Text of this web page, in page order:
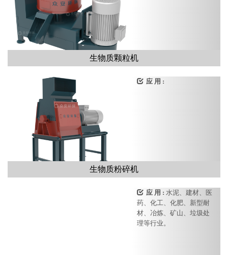
生物质颗粒机
应 用 :
生物质粉碎机
应 用 : 水泥、建材、医
药、化工、化肥、新型耐
材、冶炼、矿山、垃圾处
理等行业。